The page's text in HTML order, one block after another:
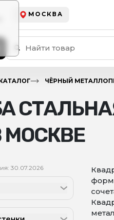
МОСКВА
ЧЁРНЫЙ
МОСКВЕ
30.07.2026